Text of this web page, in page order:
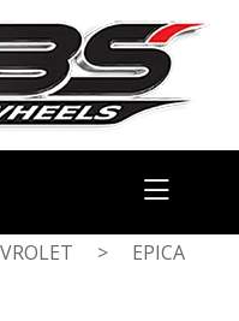
> EPICA